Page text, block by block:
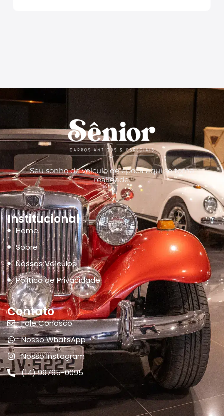
Seu sonho de veículo de época aqui se torna
realidade.
Institucional
Home
Sobre
Nossos Veículos
Politica de Privacidade
Contato
Fale Conosco
Nosso WhatsApp
Nosso Instagram
(14) 99795-0095